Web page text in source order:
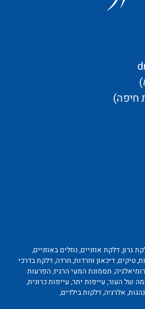
חיפה)
דלקת אוזניים, נוזלים באוזניים,
דיכאון וחרדות, חרדה, דלקת בדרכי
תסמונת המעי הרגיז, הפרעות
של העור, עייפות יתר, עייפות כרונית,
אלרגיה, דלקות בילדים,